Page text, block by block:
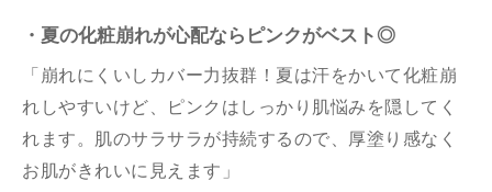
・夏の化粧崩れが心配ならピンクがベスト◎
「崩れにくいしカバー力抜群！夏は汗をかいて化粧崩
れしやすいけど、ピンクはしっかり肌悩みを隠してく
れます。肌のサラサラが持続するので、厚塗り感なく
お肌がきれいに見えます」